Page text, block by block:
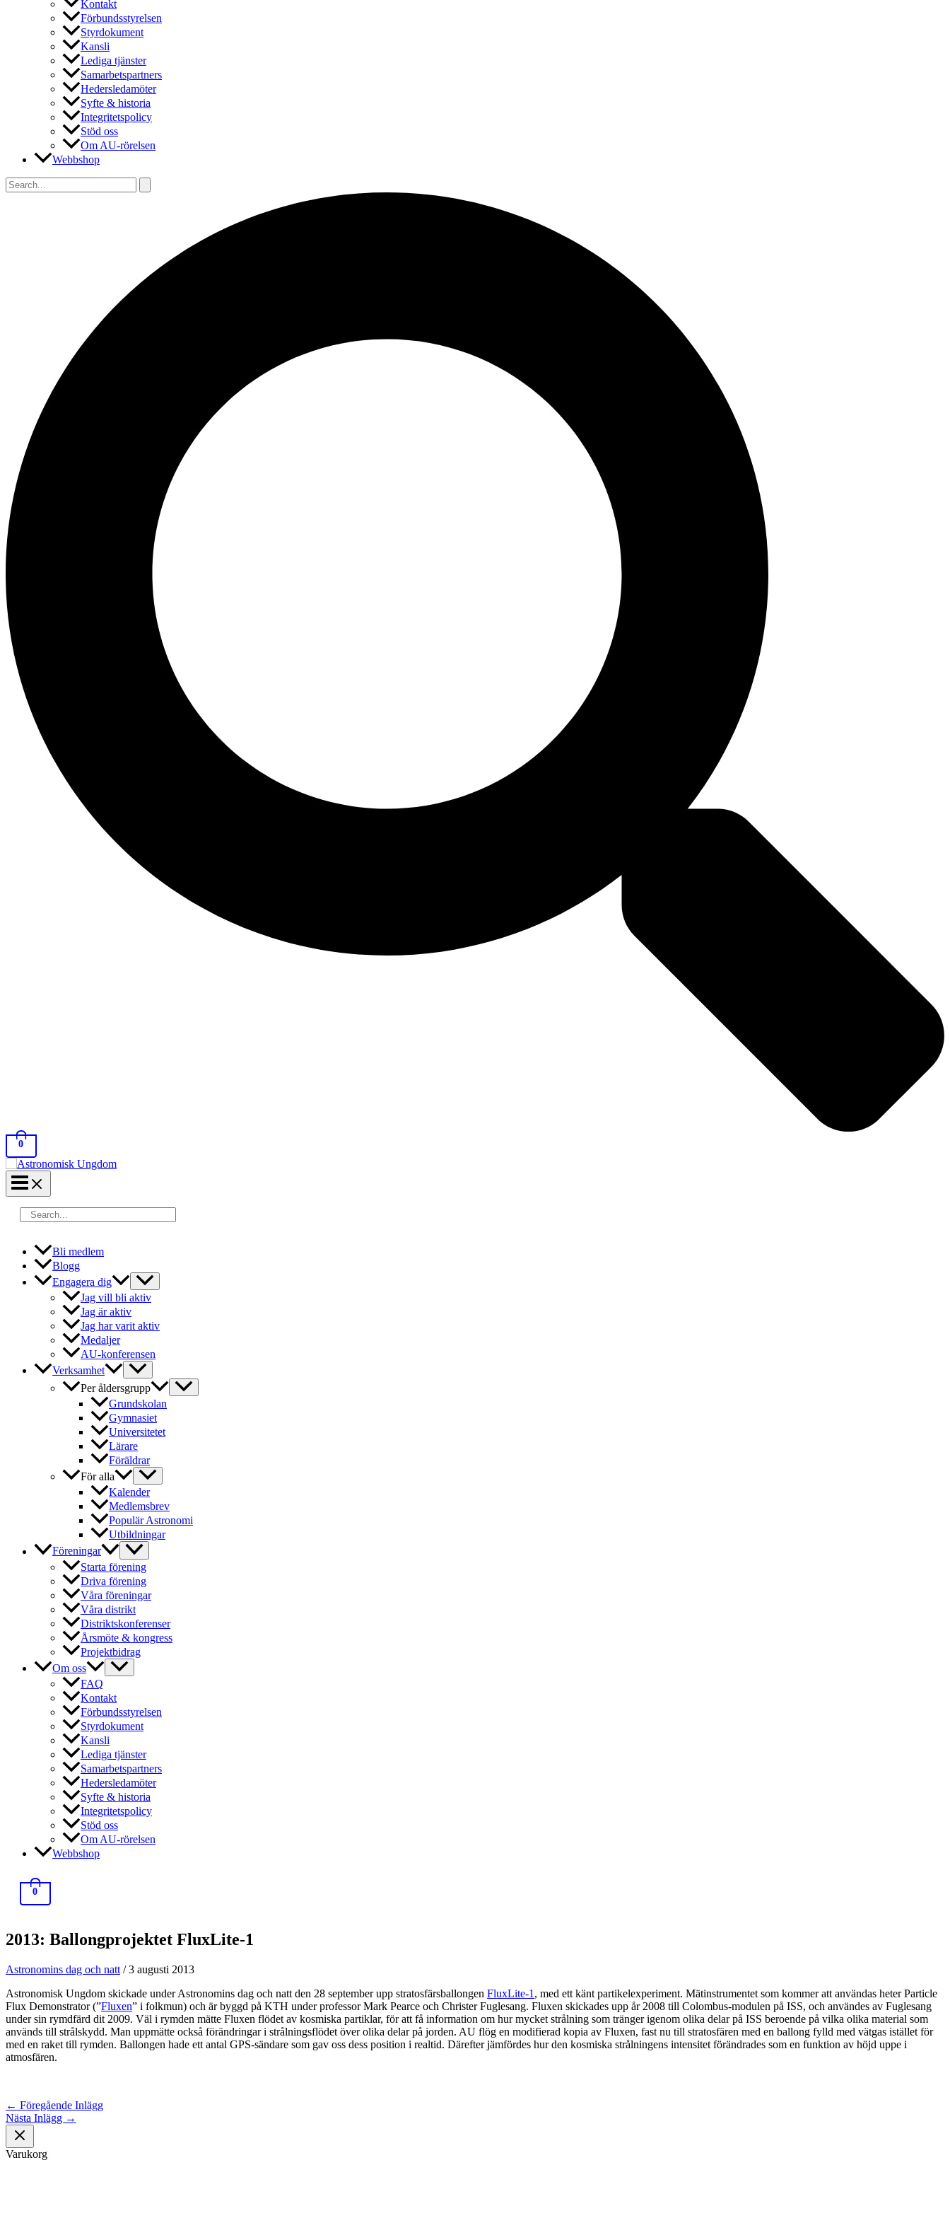
Kontakt
Förbundsstyrelsen
Styrdokument
Kansli
Lediga tjänster
Samarbetspartners
Hedersledamöter
Syfte & historia
Integritetspolicy
Stöd oss
Om AU-rörelsen
Webbshop
Sök
efter:
0
Search
for:
Bli medlem
Blogg
Engagera dig
Jag vill bli aktiv
Jag är aktiv
Jag har varit aktiv
Medaljer
AU-konferensen
Verksamhet
Per åldersgrupp
Grundskolan
Gymnasiet
Universitetet
Lärare
Föräldrar
För alla
Kalender
Medlemsbrev
Populär Astronomi
Utbildningar
Föreningar
Starta förening
Driva förening
Våra föreningar
Våra distrikt
Distriktskonferenser
Årsmöte & kongress
Projektbidrag
Om oss
FAQ
Kontakt
Förbundsstyrelsen
Styrdokument
Kansli
Lediga tjänster
Samarbetspartners
Hedersledamöter
Syfte & historia
Integritetspolicy
Stöd oss
Om AU-rörelsen
Webbshop
0
2013: Ballongprojektet FluxLite-1
Astronomins dag och natt /3 augusti 2013
Astronomisk Ungdom skickade under Astronomins dag och natt den 28 september upp stratosfärsballongen FluxLite-1 , med ett känt partikelexperiment. Mätinstrumentet som kommer att användas heter Particle
Flux Demonstrator (”Fluxen” i folkmun) och är byggd på KTH under professor Mark Pearce och Christer Fuglesang. Fluxen skickades upp år 2008 till Colombus-modulen på ISS, och användes av Fuglesang
under sin rymdfärd dit 2009. Väl i rymden mätte Fluxen flödet av kosmiska partiklar, för att få information om hur mycket strålning som tränger igenom olika delar på ISS beroende på vilka olika material som
används till strålskydd. Man uppmätte också förändringar i strålningsflödet över olika delar på jorden. AU flög en modifierad kopia av Fluxen, fast nu till stratosfären med en ballong fylld med vätgas istället för
med en raket till rymden. Ballongen hade ett antal GPS-sändare som gav oss dess position i realtid. Därefter jämfördes hur den kosmiska strålningens intensitet förändrades som en funktion av höjd uppe i
atmosfären.
← Föregående Inlägg
Nästa Inlägg →
Varukorg